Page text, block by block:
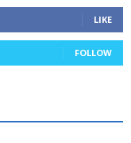
LIKE
FOLLOW